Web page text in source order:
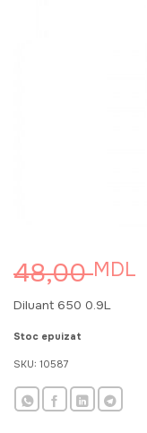
48,00MDL
Diluant 650 0.9L
Stoc epuizat
SKU: 10587